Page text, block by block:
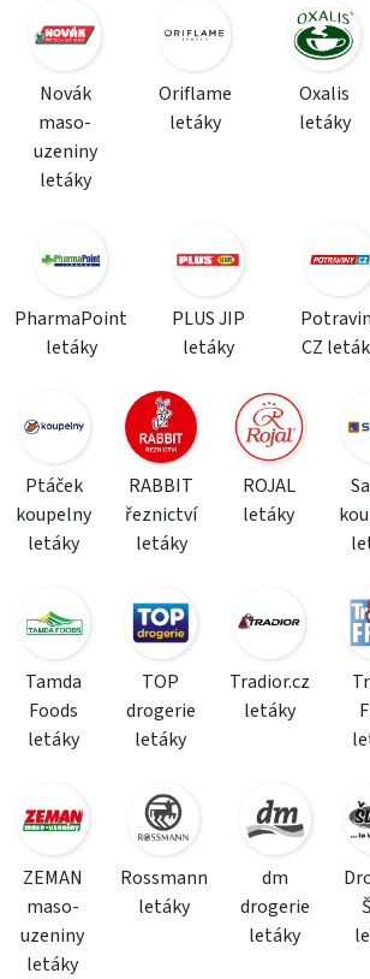
Novák
maso-
uzeniny
letáky
Oriflame
letáky
Oxalis
letáky
PharmaPoint
letáky
PLUS JIP
letáky
CZ
Ptáček
koupelny
letáky
RABBIT
řeznictví
letáky
ROJAL
letáky
Tamda
Foods
letáky
TOP
drogerie
letáky
Tradior.cz
letáky
ZEMAN
maso-
uzeniny
letáky
Rossmann
letáky
dm
drogerie
letáky